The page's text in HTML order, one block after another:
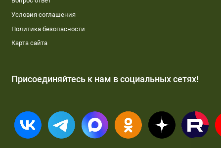
Условия соглашения
Политика безопасности
Карта сайта
Присоединяйтесь к нам в социальных сетях!